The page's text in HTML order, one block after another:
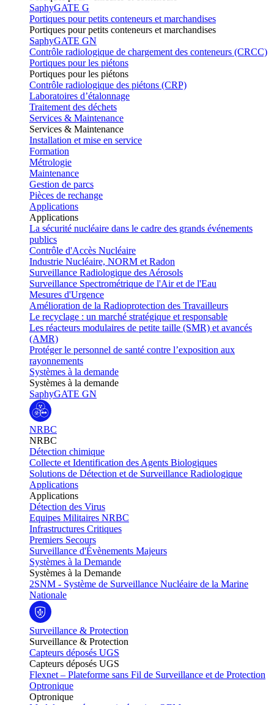
SaphyGATE G
Portiques pour petits conteneurs et marchandises
Portiques pour petits conteneurs et marchandises
SaphyGATE GN
Contrôle radiologique de chargement des conteneurs (CRCC)
Portiques pour les piétons
Portiques pour les piétons
Contrôle radiologique des piétons (CRP)
Laboratoires d’étalonnage
Traitement des déchets
Services & Maintenance
Services & Maintenance
Installation et mise en service
Formation
Métrologie
Maintenance
Gestion de parcs
Pièces de rechange
Applications
Applications
La sécurité nucléaire dans le cadre des grands événements
publics
Contrôle d'Accès Nucléaire
Industrie Nucléaire, NORM et Radon
Surveillance Radiologique des Aérosols
Surveillance Spectrométrique de l'Air et de l'Eau
Mesures d'Urgence
Amélioration de la Radioprotection des Travailleurs
Le recyclage : un marché stratégique et responsable
Les réacteurs modulaires de petite taille (SMR) et avancés
(AMR)
Protéger le personnel de santé contre l’exposition aux
rayonnements
Systèmes à la demande
Systèmes à la demande
SaphyGATE GN
NRBC
NRBC
Détection chimique
Collecte et Identification des Agents Biologiques
Solutions de Détection et de Surveillance Radiologique
Applications
Applications
Détection des Virus
Equipes Militaires NRBC
Infrastructures Critiques
Premiers Secours
Surveillance d'Évènements Majeurs
Systèmes à la Demande
Systèmes à la Demande
2SNM - Système de Surveillance Nucléaire de la Marine
Nationale
Surveillance & Protection
Surveillance & Protection
Capteurs déposés UGS
Capteurs déposés UGS
Flexnet – Plateforme sans Fil de Surveillance et de Protection
Optronique
Optronique